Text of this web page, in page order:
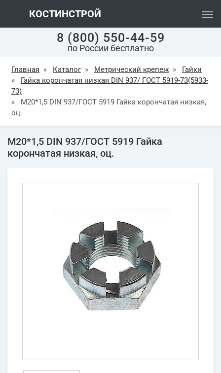
КОСТИНСТРОЙ
8 (800) 550-44-59
по России бесплатно
Главная » Каталог » Метрический крепеж »
Гайки
»
Гайка корончатая низкая DIN 937/ ГОСТ 5919-73(5933-
73)
»
М20*1,5 DIN 937/ГОСТ 5919 Гайка корончатая низкая,
оц.
М20*1,5 DIN 937/ГОСТ 5919 Гайка
корончатая низкая, оц.